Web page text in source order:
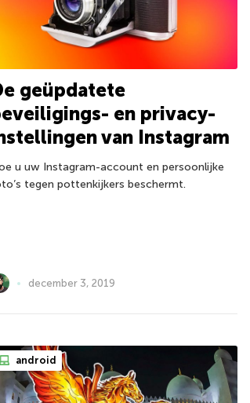
geüpdatete
en privacy-
van Instagram
u uw Instagram-account en persoonlijke
tegen pottenkijkers beschermt.
december 3, 2019
android